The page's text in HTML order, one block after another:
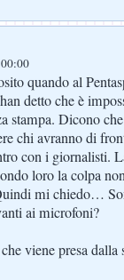
quando al
detto che è
stampa. Dicono
chi avranno di
con i giornalisti.
loro la colpa
mi chiedo…
ai microfoni?
viene presa dalla